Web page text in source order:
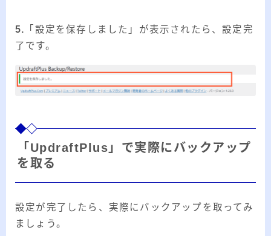
5. 「設定を保存しました」が表示されたら、設定完
了です。
「UpdraftPlus」で実際にバックアップ
を取る
設定が完了したら、実際にバックアップを取ってみ
ましょう。